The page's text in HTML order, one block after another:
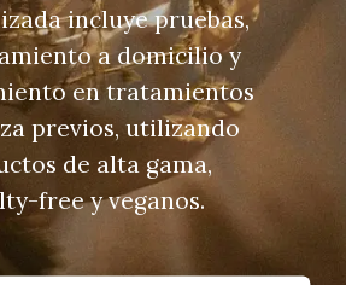
incluye pruebas,
a domicilio y
en tratamientos
previos, utilizando
de alta gama,
free y veganos.